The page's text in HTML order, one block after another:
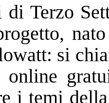
Terzo
si
online
i temi